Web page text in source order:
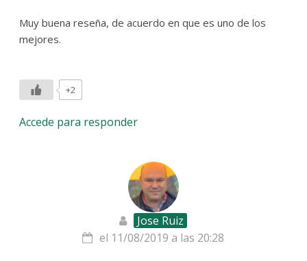
Muy buena reseña, de acuerdo en que es uno de los
mejores.
+2
Accede para responder
Jose Ruiz
el 11/08/2019 a las 20:28